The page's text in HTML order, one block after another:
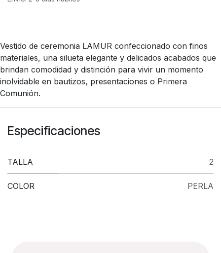
Vestido de ceremonia LAMUR confeccionado con finos
materiales, una silueta elegante y delicados acabados que
brindan comodidad y distinción para vivir un momento
inolvidable en bautizos, presentaciones o Primera
Comunión.
Especificaciones
TALLA 2
COLOR PERLA